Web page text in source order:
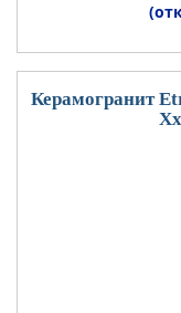
Керамогранит